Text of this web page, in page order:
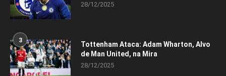
28/12/2025
3
Tottenham Ataca: Adam Wharton, Alvo
de Man United, na Mira
28/12/2025